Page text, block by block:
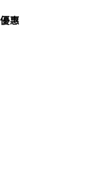
惠